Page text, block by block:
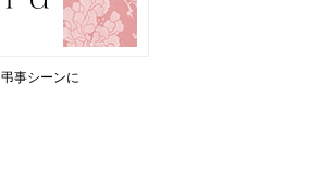
弔事シーンに